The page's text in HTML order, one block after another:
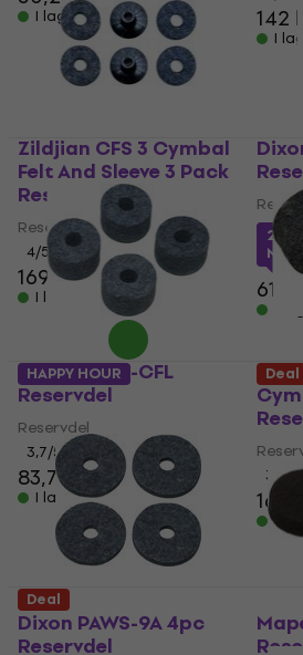
I lager för E-shop 142 kr
I
Zildjian CFS 3 Cymbal
Felt And Sleeve 3 Pack
Reservdel
Reservdel
4/5
169 kr
I lager för E-shop 61,90
I
Dixon PAWS-CFL
Reservdel
Reservdel
3,7/5
83,70 kr 85,40 kr
I lager för E-shop
3 /5
163 kr
I
HAPPY HOUR
Dixon PAWS-9A 4pc
Reservdel
Deal
Deal